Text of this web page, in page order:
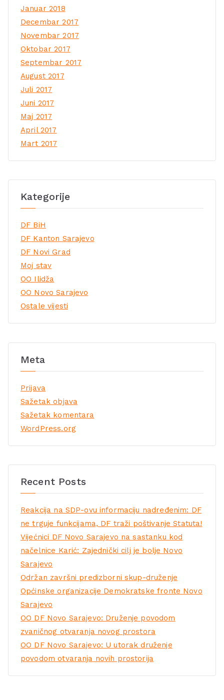
Januar 2018
Decembar 2017
Novembar 2017
Oktobar 2017
Septembar 2017
August 2017
Juli 2017
Juni 2017
Maj 2017
April 2017
Mart 2017
Kategorije
DF BiH
DF Kanton Sarajevo
DF Novi Grad
Moj stav
OO Ilidža
OO Novo Sarajevo
Ostale vijesti
Meta
Prijava
Sažetak objava
Sažetak komentara
WordPress.org
Recent Posts
Reakcija na SDP-ovu informaciju nadređenim: DF
ne trguje funkcijama, DF traži poštivanje Statuta!
Vijećnici DF Novo Sarajevo na sastanku kod
načelnice Karić: Zajednički cilj je bolje Novo
Sarajevo
Održan završni predizborni skup-druženje
Općinske organizacije Demokratske fronte Novo
Sarajevo
OO DF Novo Sarajevo: Druženje povodom
zvaničnog otvaranja novog prostora
OO DF Novo Sarajevo: U utorak druženje
povodom otvaranja novih prostorija